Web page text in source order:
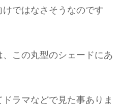
ではなさそうなのです
この丸型のシェードにあ
ラマなどで見た事ありま